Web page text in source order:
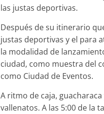
las justas deportivas.
Después de su itinerario
justas deportivas y el para
la modalidad de
ciudad, como muestra del
como Ciudad de Eventos.
A ritmo de caja,
vallenatos. A las 5:00 de la